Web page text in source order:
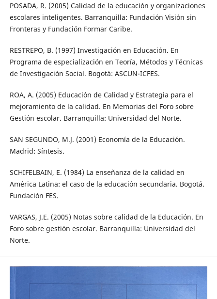
POSADA, R. (2005) Calidad de la educación y organizaciones
escolares inteligentes. Barranquilla: Fundación Visión sin
Fronteras y Fundación Formar Caribe.
RESTREPO, B. (1997) Investigación en Educación. En
Programa de especialización en Teoría, Métodos y Técnicas
de Investigación Social. Bogotá: ASCUN-ICFES.
ROA, A. (2005) Educación de Calidad y Estrategia para el
mejoramiento de la calidad. En Memorias del Foro sobre
Gestión escolar. Barranquilla: Universidad del Norte.
SAN SEGUNDO, M.J. (2001) Economía de la Educación.
Madrid: Síntesis.
SCHIFELBAIN, E. (1984) La enseñanza de la calidad en
América Latina: el caso de la educación secundaria. Bogotá.
Fundación FES.
VARGAS, J.E. (2005) Notas sobre calidad de la Educación. En
Foro sobre gestión escolar. Barranquilla: Universidad del
Norte.